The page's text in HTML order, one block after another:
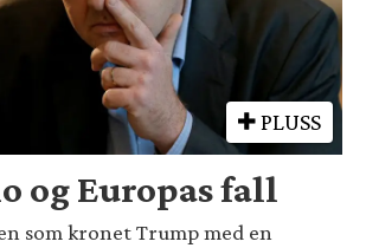
PLUSS
og Europas fall
som kronet Trump med en